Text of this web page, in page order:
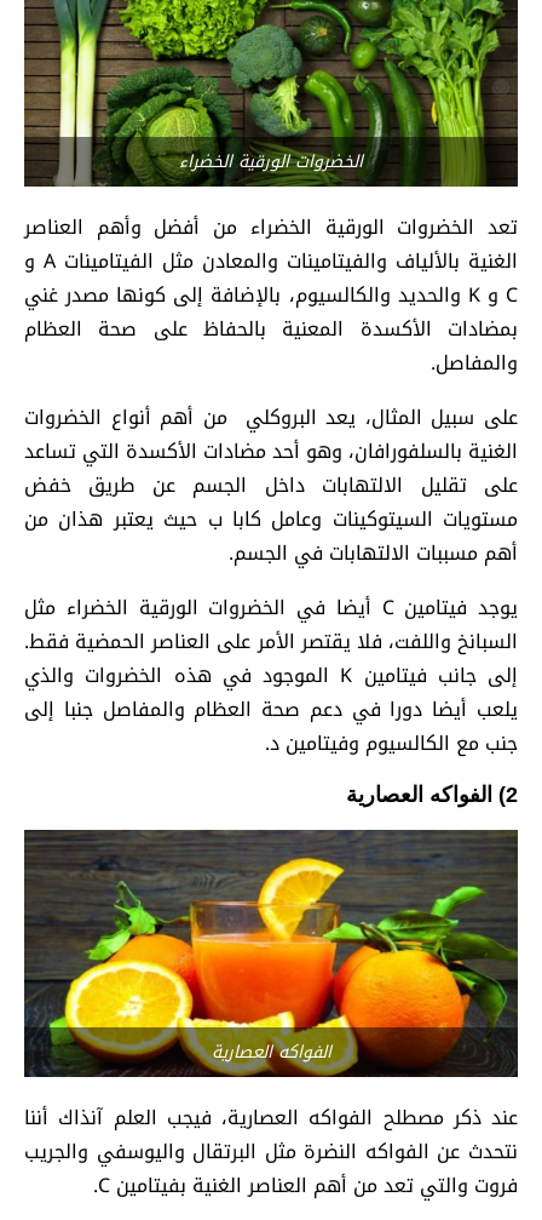
الخضروات الورقية الخضراء
تعد الخضروات الورقية الخضراء من أفضل وأهم العناصر
الغنية بالألياف والفيتامينات والمعادن مثل الفيتامينات A و
C و K والحديد والكالسيوم، بالإضافة إلى كونها مصدر غني
بمضادات الأكسدة المعنية بالحفاظ على صحة العظام
والمفاصل.
على سبيل المثال، يعد البروكلي من أهم أنواع الخضروات
الغنية بالسلفورافان، وهو أحد مضادات الأكسدة التي تساعد
على تقليل الالتهابات داخل الجسم عن طريق خفض
مستويات السيتوكينات وعامل كابا ب حيث يعتبر هذان من
أهم مسببات الالتهابات في الجسم.
يوجد فيتامين C أيضا في الخضروات الورقية الخضراء مثل
السبانخ واللفت، فلا يقتصر الأمر على العناصر الحمضية فقط.
إلى جانب فيتامين K الموجود في هذه الخضروات والذي
يلعب أيضا دورا في دعم صحة العظام والمفاصل جنبا إلى
جنب مع الكالسيوم وفيتامين د.
2) الفواكه العصارية
الفواكه العصارية
عند ذكر مصطلح الفواكه العصارية، فيجب العلم آنذاك أننا
نتحدث عن الفواكه النضرة مثل البرتقال واليوسفي والجريب
فروت والتي تعد من أهم العناصر الغنية بفيتامين C.